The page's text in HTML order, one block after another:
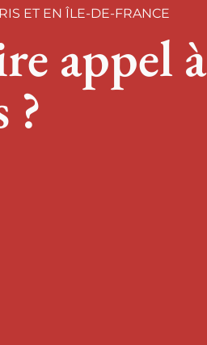
ET EN ÎLE-DE-FRANCE
appel à
?